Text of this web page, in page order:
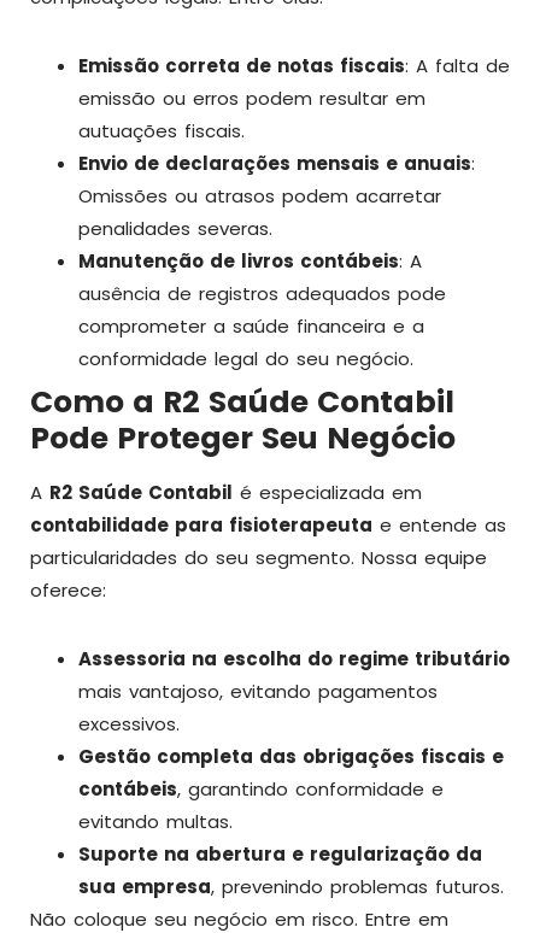
Emissão correta de notas fiscais: A falta de
emissão ou erros podem resultar em
autuações fiscais.
Envio de declarações mensais e anuais:
Omissões ou atrasos podem acarretar
penalidades severas.
Manutenção de livros contábeis: A
ausência de registros adequados pode
comprometer a saúde financeira e a
conformidade legal do seu negócio.
Como a R2 Saúde Contabil
Pode Proteger Seu Negócio
A R2 Saúde Contabil é especializada em
contabilidade para fisioterapeuta e entende as
particularidades do seu segmento. Nossa equipe
oferece:
Assessoria na escolha do regime tributário
mais vantajoso, evitando pagamentos
excessivos.
Gestão completa das obrigações fiscais e
contábeis, garantindo conformidade e
evitando multas.
Suporte na abertura e regularização da
sua empresa, prevenindo problemas futuros.
Não coloque seu negócio em risco. Entre em